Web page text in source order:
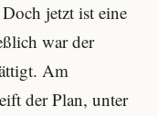
jetzt ist eine
war der
Am
der Plan, unter